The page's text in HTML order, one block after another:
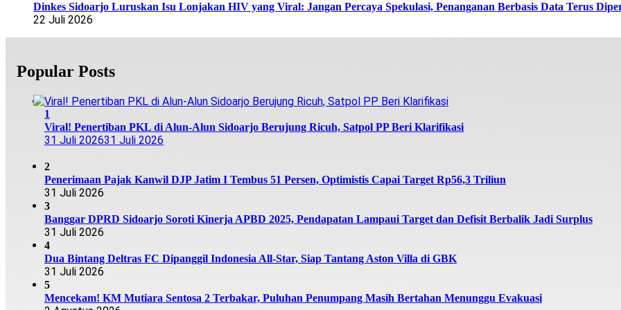
Dinkes Sidoarjo Luruskan Isu Lonjakan HIV yang Viral: Jangan Percaya Spekulasi, Penanganan Berbasis Data Terus
22 Juli 2026
Popular Posts
1
Viral! Penertiban PKL di Alun-Alun Sidoarjo Berujung Ricuh, Satpol PP Beri Klarifikasi
31 Juli 202631 Juli 2026
2
Penerimaan Pajak Kanwil DJP Jatim I Tembus 51 Persen, Optimistis Capai Target Rp56,3 Triliun
31 Juli 2026
3
Banggar DPRD Sidoarjo Soroti Kinerja APBD 2025, Pendapatan Lampaui Target dan Defisit Berbalik Jadi Surplus
31 Juli 2026
4
Dua Bintang Deltras FC Dipanggil Indonesia All-Star, Siap Tantang Aston Villa di GBK
31 Juli 2026
5
Mencekam! KM Mutiara Sentosa 2 Terbakar, Puluhan Penumpang Masih Bertahan Menunggu Evakuasi